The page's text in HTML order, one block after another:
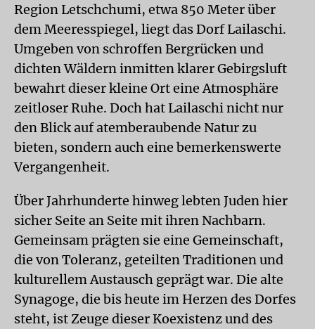
Region Letschchumi, etwa 850 Meter über
dem Meeresspiegel, liegt das Dorf Lailaschi.
Umgeben von schroffen Bergrücken und
dichten Wäldern inmitten klarer Gebirgsluft
bewahrt dieser kleine Ort eine Atmosphäre
zeitloser Ruhe. Doch hat Lailaschi nicht nur
den Blick auf atemberaubende Natur zu
bieten, sondern auch eine bemerkenswerte
Vergangenheit.
Über Jahrhunderte hinweg lebten Juden hier
sicher Seite an Seite mit ihren Nachbarn.
Gemeinsam prägten sie eine Gemeinschaft,
die von Toleranz, geteilten Traditionen und
kulturellem Austausch geprägt war. Die alte
Synagoge, die bis heute im Herzen des Dorfes
steht, ist Zeuge dieser Koexistenz und des